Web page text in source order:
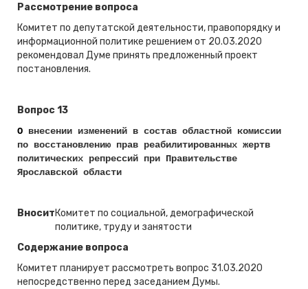
Рассмотрение вопроса
Комитет по депутатской деятельности, правопорядку и
информационной политике решением от 20.03.2020
рекомендовал Думе принять предложенный проект
постановления.
Вопрос 13
О внесении изменений в состав областной комиссии
по восстановлению прав реабилитированных жертв
политических репрессий при Правительстве
Ярославской области
ВноситКомитет по социальной, демографической
политике, труду и занятости
Содержание вопроса
Комитет планирует рассмотреть вопрос 31.03.2020
непосредственно перед заседанием Думы.